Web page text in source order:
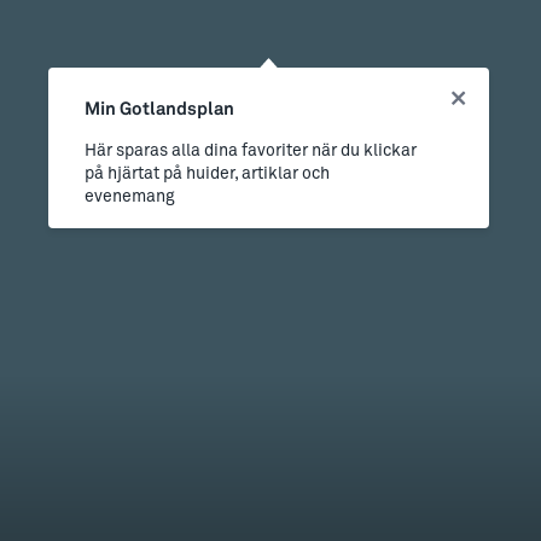
Min Gotlandsplan
Här sparas alla dina favoriter när du klickar
på hjärtat på huider, artiklar och
evenemang